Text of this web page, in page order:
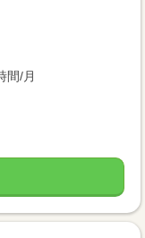
間/月